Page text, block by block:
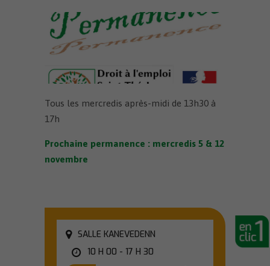
Tous les mercredis après-midi de 13h30 à
17h
Prochaine permanence : mercredis 5 & 12
novembre
SALLE KANEVEDENN
10 H 00 - 17 H 30